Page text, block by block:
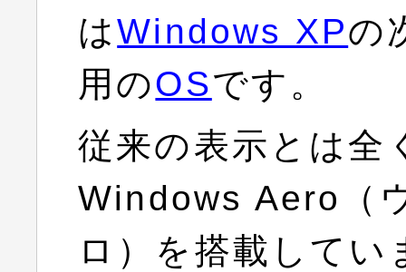
はWindows XPの
用のOSです。
従来の表示とは全
Windows Aero（
ロ）を搭載してい